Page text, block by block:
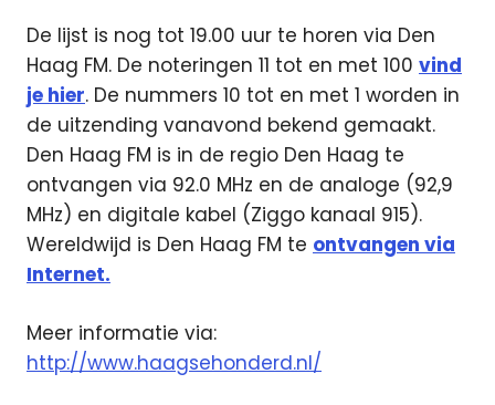
De lijst is nog tot 19.00 uur te horen via Den
Haag FM. De noteringen 11 tot en met 100 vind
je hier. De nummers 10 tot en met 1 worden in
de uitzending vanavond bekend gemaakt.
Den Haag FM is in de regio Den Haag te
ontvangen via 92.0 MHz en de analoge (92,9
MHz) en digitale kabel (Ziggo kanaal 915).
Wereldwijd is Den Haag FM te ontvangen via
Internet.
Meer informatie via:
http://www.haagsehonderd.nl/